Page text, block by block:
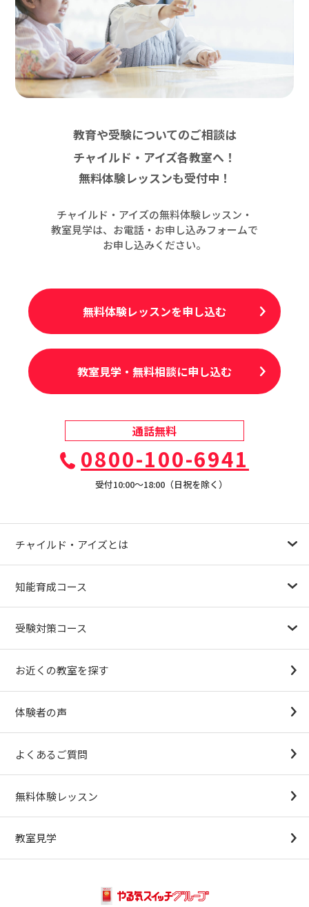
教育や受験についてのご相談は
チャイルド・アイズ各教室へ！
無料体験レッスンも受付中！
チャイルド・アイズの無料体験レッスン・
教室見学は、お電話・お申し込みフォームで
お申し込みください。
無料体験レッスンを申し込む
教室見学・無料相談に申し込む
通話無料
0800-100-6941
受付10:00〜18:00（日祝を除く）
チャイルド・アイズとは
知能育成コース
受験対策コース
（思考力アドバンスコースアストルム）
お近くの教室を探す
体験者の声
よくあるご質問
無料体験レッスン
教室見学